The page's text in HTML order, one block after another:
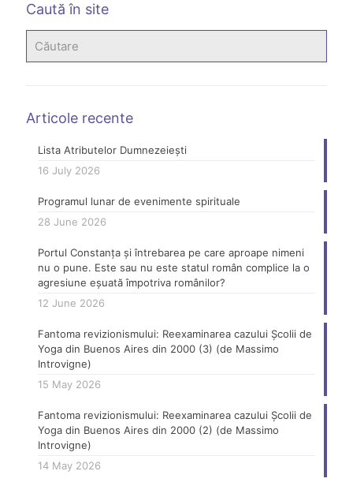
Caută în site
Articole recente
Lista Atributelor Dumnezeiești
16 July 2026
Programul lunar de evenimente spirituale
28 June 2026
Portul Constanța și întrebarea pe care aproape nimeni
nu o pune. Este sau nu este statul român complice la o
agresiune eșuată împotriva românilor?
12 June 2026
Fantoma revizionismului: Reexaminarea cazului Școlii de
Yoga din Buenos Aires din 2000 (3) (de Massimo
Introvigne)
15 May 2026
Fantoma revizionismului: Reexaminarea cazului Școlii de
Yoga din Buenos Aires din 2000 (2) (de Massimo
Introvigne)
14 May 2026